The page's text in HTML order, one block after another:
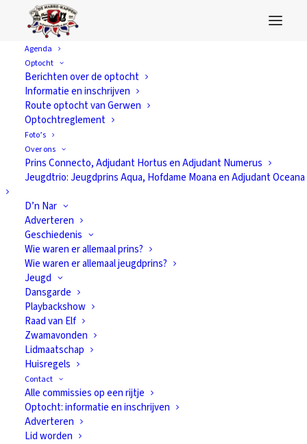
Agenda
Optocht
Berichten over de optocht
Informatie en inschrijven
Route optocht van Gerwen
Optochtreglement
Foto’s
Over ons
Prins Connecto, Adjudant Hortus en Adjudant Numerus
Jeugdtrio: Jeugdprins Aqua, Hofdame Moana en Adjudant Oceana
D’n Nar
Adverteren
Geschiedenis
Wie waren er allemaal prins?
Wie waren er allemaal jeugdprins?
Jeugd
Dansgarde
Playbackshow
Raad van Elf
Zwamavonden
Lidmaatschap
Huisregels
Contact
Alle commissies op een rijtje
Optocht: informatie en inschrijven
Adverteren
Lid worden
Prins Capo zet
zich in voor
Serious Request!!!
20 december 2010